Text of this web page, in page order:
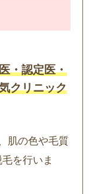
・認定医・
クリニック
肌の色や毛質
を行いま